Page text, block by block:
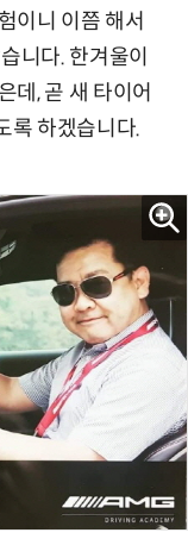
이니 이쯤 해서
니다. 한겨울이
데, 곧 새 타이어
록 하겠습니다.